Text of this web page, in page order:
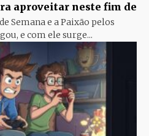
aproveitar neste fim de
Semana e a Paixão pelos
e com ele surge...